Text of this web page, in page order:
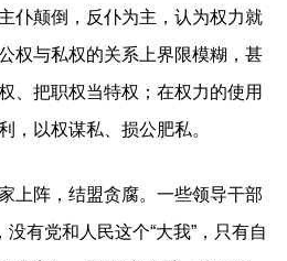
仆颠倒，反仆为主，认为权力就
权与私权的关系上界限模糊，甚
、把职权当特权；在权力的使用
，以权谋私、损公肥私。
阵，结盟贪腐。一些领导干部
没有党和人民这个“大我”，只有自